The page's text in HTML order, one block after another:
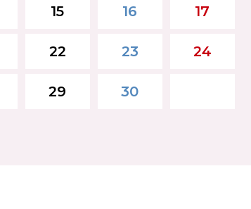
15 16 17
22 23 24
29 30